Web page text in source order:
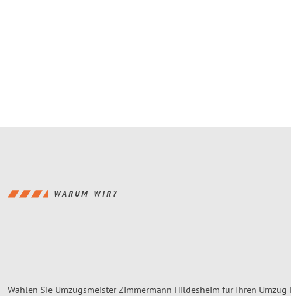
WARUM WIR?
Wählen Sie Umzugsmeister Zimmermann Hildesheim für Ihren